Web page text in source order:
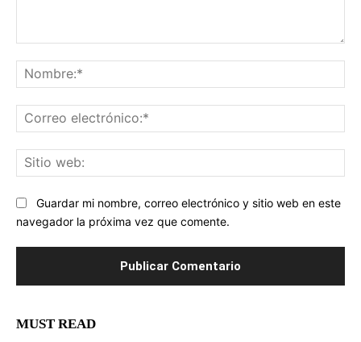
Guardar mi nombre, correo electrónico y sitio web en este
navegador la próxima vez que comente.
MUST READ